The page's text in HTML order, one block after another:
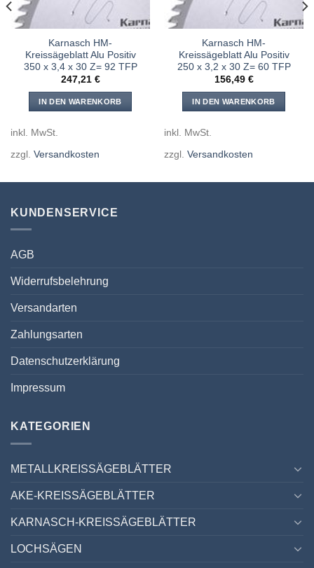
Karnasch HM-
Kreissägeblatt Alu Positiv
350 x 3,4 x 30 Z= 92 TFP
247,21 €
IN DEN WARENKORB
inkl. MwSt.
zzgl. Versandkosten
Karnasch HM-
Kreissägeblatt Alu Positiv
250 x 3,2 x 30 Z= 60 TFP
156,49 €
IN DEN WARENKORB
inkl. MwSt.
zzgl. Versandkosten
KUNDENSERVICE
AGB
Widerrufsbelehrung
Versandarten
Zahlungsarten
Datenschutzerklärung
Impressum
KATEGORIEN
METALLKREISSÄGEBLÄTTER
AKE-KREISSÄGEBLÄTTER
KARNASCH-KREISSÄGEBLÄTTER
LOCHSÄGEN